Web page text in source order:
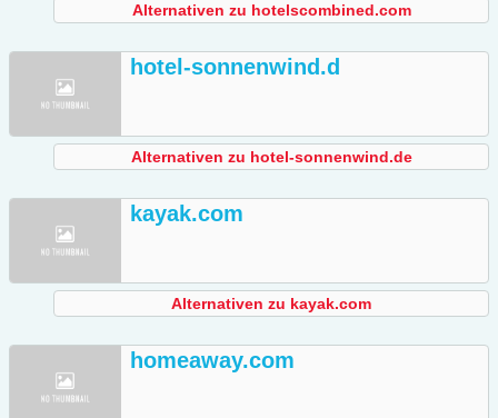
Alternativen zu hotelscombined.com
hotel-sonnenwind.d
Alternativen zu hotel-sonnenwind.de
kayak.com
Alternativen zu kayak.com
homeaway.com